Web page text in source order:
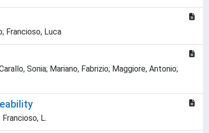
Francioso, Luca
Sonia; Mariano, Fabrizio; Maggiore, Antonio;
Francioso, L.